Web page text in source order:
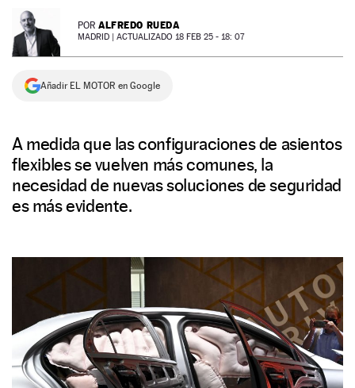
NEWSLETTER POR ALFREDO RUEDA
MADRID | ACTUALIZADO 18 FEB 25 - 18: 07
Añadir EL MOTOR en Google
A medida que las configuraciones de asientos
flexibles se vuelven más comunes, la
necesidad de nuevas soluciones de seguridad
es más evidente.